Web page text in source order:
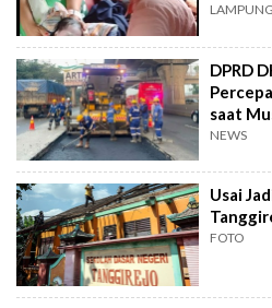
LAMPUNG
DPRD
saat
NEWS
Usai
FOTO